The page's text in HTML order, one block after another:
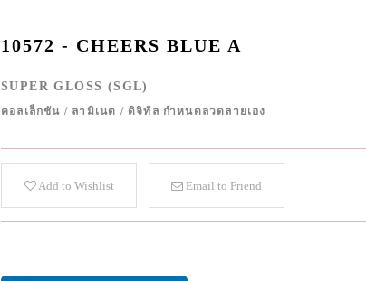
10572 - CHEERS BLUE A
SUPER GLOSS (SGL)
คอลเล็กชัน / ลามิเนต / ดิจิทัล กำหนดลวดลายเอง
Add to Wishlist Email to Friend